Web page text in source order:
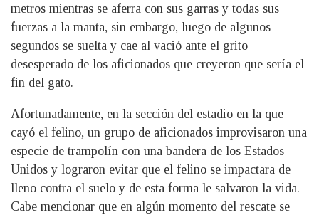
metros mientras se aferra con sus garras y todas sus
fuerzas a la manta, sin embargo, luego de algunos
segundos se suelta y cae al vació ante el grito
desesperado de los aficionados que creyeron que sería el
fin del gato.
Afortunadamente, en la sección del estadio en la que
cayó el felino, un grupo de aficionados improvisaron una
especie de trampolín con una bandera de los Estados
Unidos y lograron evitar que el felino se impactara de
lleno contra el suelo y de esta forma le salvaron la vida.
Cabe mencionar que en algún momento del rescate se